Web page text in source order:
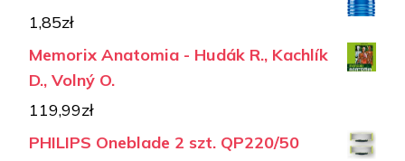
1,85zł
Memorix Anatomia - Hudák R., Kachlík
D., Volný O.
119,99zł
PHILIPS Oneblade 2 szt. QP220/50